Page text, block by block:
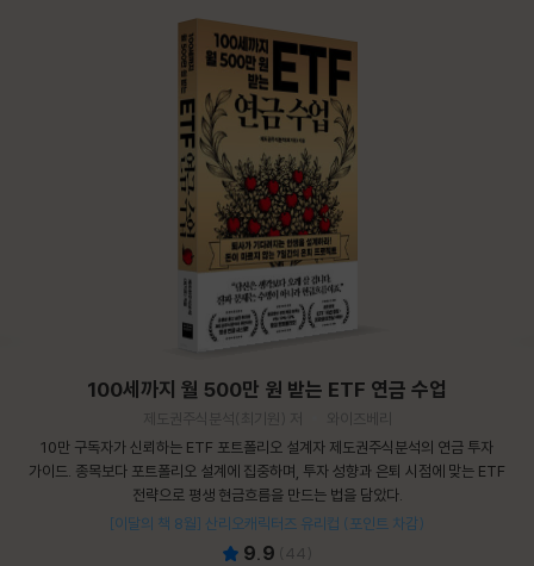
100세까지 월 500만 원 받는 ETF 연금 수업
제도권주식분석(최기원) 저
와이즈베리
10만 구독자가 신뢰하는 ETF 포트폴리오 설계자 제도권주식분석의 연금 투자
가이드. 종목보다 포트폴리오 설계에 집중하며, 투자 성향과 은퇴 시점에 맞는 ETF
전략으로 평생 현금흐름을 만드는 법을 담았다.
[이달의 책 8월] 산리오캐릭터즈 유리컵 (포인트 차감)
9.9 44